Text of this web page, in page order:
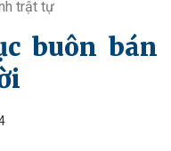
trật tự
buôn bán